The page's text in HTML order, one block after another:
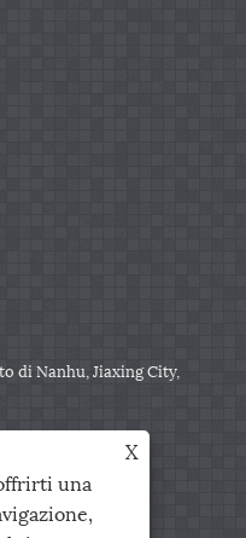
di Nanhu, Jiaxing City,
X
una